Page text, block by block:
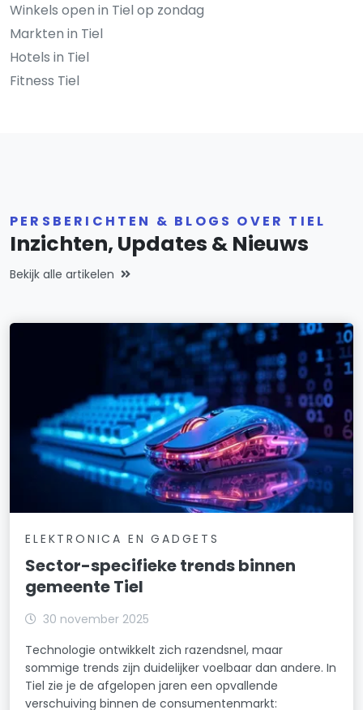
Winkels open in Tiel op zondag
Markten in Tiel
Hotels in Tiel
Fitness Tiel
PERSBERICHTEN & BLOGS OVER TIEL
Inzichten, Updates & Nieuws
Bekijk alle artikelen
ELEKTRONICA EN GADGETS
Sector-specifieke trends binnen
gemeente Tiel
30 november 2025
Technologie ontwikkelt zich razendsnel, maar
sommige trends zijn duidelijker voelbaar dan andere. In
Tiel zie je de afgelopen jaren een opvallende
verschuiving binnen de consumentenmarkt: